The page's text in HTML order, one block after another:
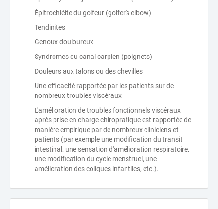
Épitrochléite du golfeur (golfer's elbow)
Tendinites
Genoux douloureux
Syndromes du canal carpien (poignets)
Douleurs aux talons ou des chevilles
Une efficacité rapportée par les patients sur de
nombreux troubles viscéraux
L'amélioration de troubles fonctionnels viscéraux
après prise en charge chiropratique est rapportée de
manière empirique par de nombreux cliniciens et
patients (par exemple une modification du transit
intestinal, une sensation d'amélioration respiratoire,
une modification du cycle menstruel, une
amélioration des coliques infantiles, etc.).